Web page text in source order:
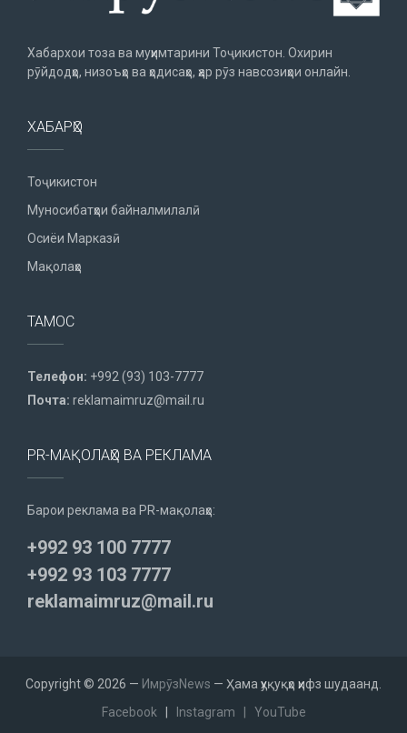
Хабархои тоза ва муҳимтарини Тоҷикистон. Охирин
рӯйдодҳо, низоъҳо ва ҳодисаҳо, ҳар рӯз навсозиҳои онлайн.
ХАБАРҲО
Тоҷикистон
Муносибатҳои байналмилалӣ
Осиёи Марказӣ
Мақолаҳо
ТАМОС
Телефон: +992 (93) 103-7777
Почта: reklamaimruz@mail.ru
PR-МАҚОЛАҲО ВА РЕКЛАМА
Барои реклама ва PR-мақолаҳо:
+992 93 100 7777
+992 93 103 7777
reklamaimruz@mail.ru
Copyright © 2026 — ИмрӯзNews — Ҳама ҳуқуқҳо ҳифз шудаанд.
Facebook
Instagram YouTube